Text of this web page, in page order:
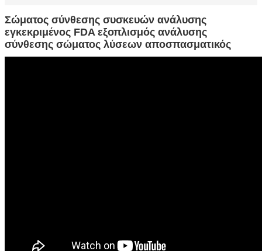
Σώματος σύνθεσης συσκευών ανάλυσης
εγκεκριμένος FDA εξοπλισμός ανάλυσης
σύνθεσης σώματος λύσεων αποσπασματικός